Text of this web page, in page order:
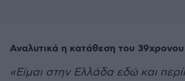
Αναλυτικά η κατάθεση του 39χρονου
«Είμαι στην Ελλάδα εδώ και